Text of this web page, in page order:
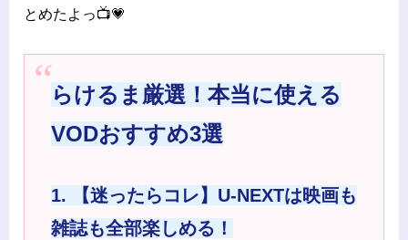
とめたよっ📺💗
らけるま厳選！本当に使える
VODおすすめ3選
1. 【迷ったらコレ】U-NEXTは映画も
雑誌も全部楽しめる！